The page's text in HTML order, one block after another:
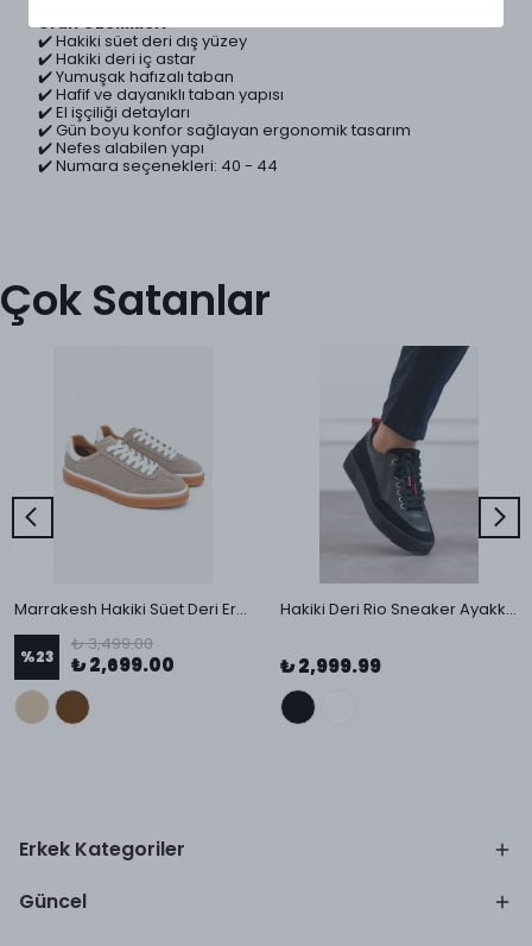
Ürün Özellikleri
✔️ Hakiki süet deri dış yüzey
✔️ Hakiki deri iç astar
✔️ Yumuşak hafızalı taban
✔️ Hafif ve dayanıklı taban yapısı
✔️ El işçiliği detayları
✔️ Gün boyu konfor sağlayan ergonomik tasarım
✔️ Nefes alabilen yapı
✔️ Numara seçenekleri: 40 - 44
Çok Satanlar
Marrakesh Hakiki Süet Deri Erkek Sneaker
%23
₺ 3,499.00
₺ 2,699.00
Hakiki Deri Rio Sneaker Ayakkabı
₺ 2,999.99
Erkek Kategoriler
Güncel